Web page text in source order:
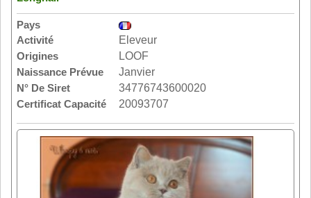
Pays
Activité
Eleveur
Origines
LOOF
Naissance Prévue
Janvier
N° De Siret
34776743600020
Certificat Capacité
20093707